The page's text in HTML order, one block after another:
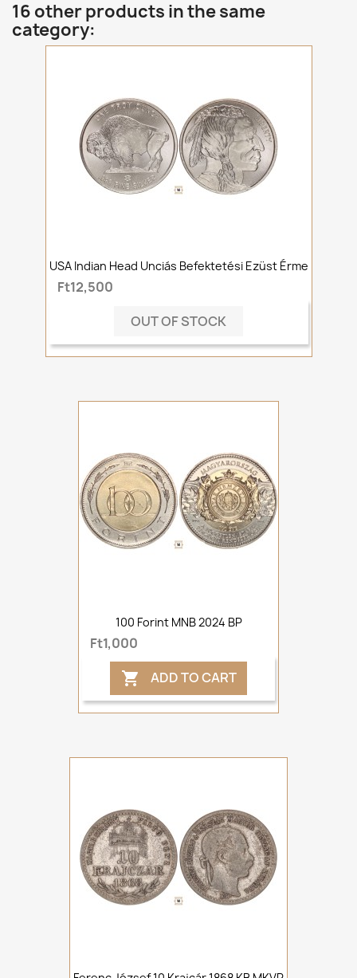
16 other products in the same
category:
USA Indian Head Unciás Befektetési Ezüst Érme
Ft12,500
OUT OF STOCK
100 Forint MNB 2024 BP
Ft1,000
 ADD TO CART